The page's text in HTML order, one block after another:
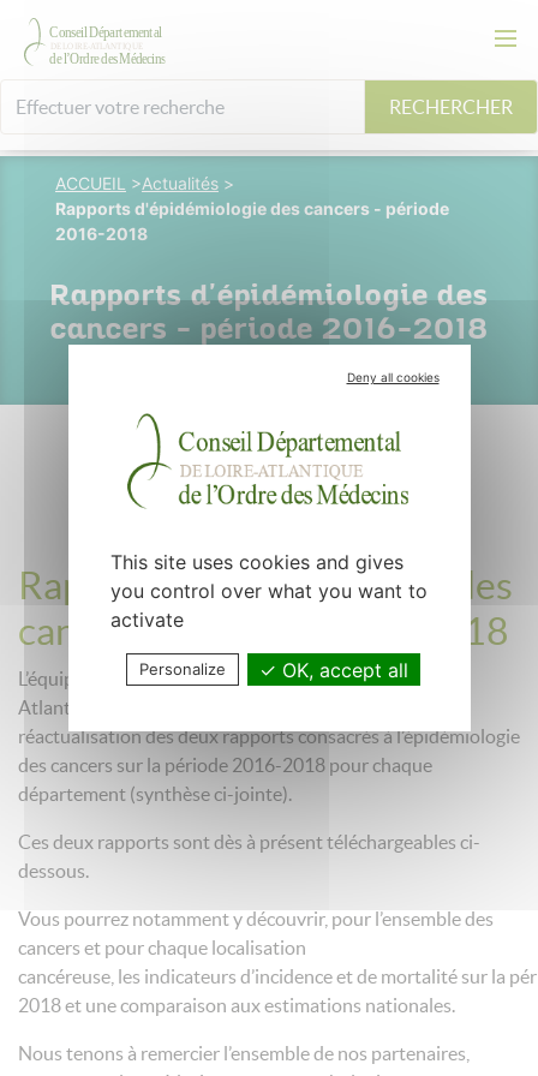
RECHERCHER
ACCUEIL >Actualités >
Rapports d'épidémiologie des cancers - période
2016-2018
Rapports d'épidémiologie des
cancers - période 2016-2018
08 mars 2022
Rapports d'épidémiologie des
cancers - période 2016-2018
L’équipe du registre des cancers de Loire-
Atlantique/Vendée vous propose de découvrir la
réactualisation des deux rapports consacrés à l’épidémiologie
des cancers sur la période 2016-2018 pour chaque
département (synthèse ci-jointe).
Ces deux rapports sont dès à présent téléchargeables ci-
dessous.
Vous pourrez notamment y découvrir, pour l’ensemble des
cancers et pour chaque localisation
cancéreuse, les indicateurs d’incidence et de mortalité sur la
2018 et une comparaison aux estimations nationales.
Nous tenons à remercier l’ensemble de nos partenaires,
Deny all cookies
This site uses cookies and gives
you control over what you want to
activate
Personalize OK, accept all